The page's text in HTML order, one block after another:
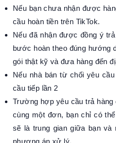
Nếu bạn chưa nhận được
cầu hoàn tiền trên TikTok.
Nếu đã nhận được đồng ý
bước hoàn theo đúng hướng
gói thật kỹ và đưa hàng đến
Nếu nhà bán từ chối yêu
cầu tiếp lần 2
Trường hợp yêu cầu trả
cùng một đơn, bạn chỉ có
sẽ là trung gian giữa bạn